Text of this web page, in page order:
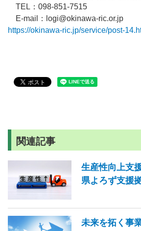
TEL：098-851-7515
E-mail：logi@okinawa-ric.or.jp
https://okinawa-ric.jp/service/post-
関連記事
生産性向上支
県よろず支援拠
未来を拓く事